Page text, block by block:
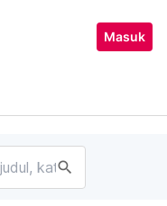
Masuk
search